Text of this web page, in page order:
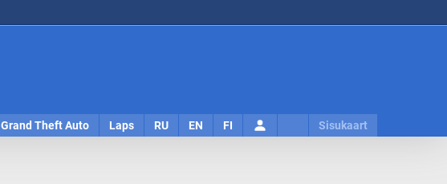
Grand Theft Auto Laps RU EN FI Sisukaart